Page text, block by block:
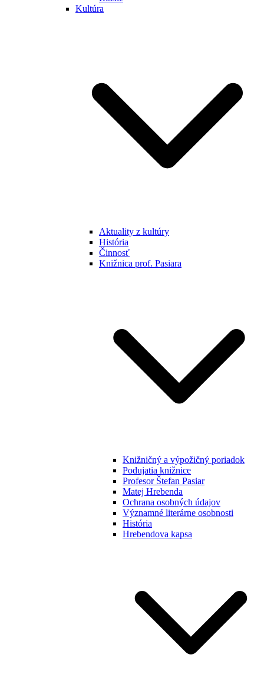
Kultúra
Aktuality z kultúry
História
Činnosť
Knižnica prof. Pasiara
Knižničný a výpožičný poriadok
Podujatia knižnice
Profesor Štefan Pasiar
Matej Hrebenda
Ochrana osobných údajov
Významné literárne osobnosti
História
Hrebendova kapsa